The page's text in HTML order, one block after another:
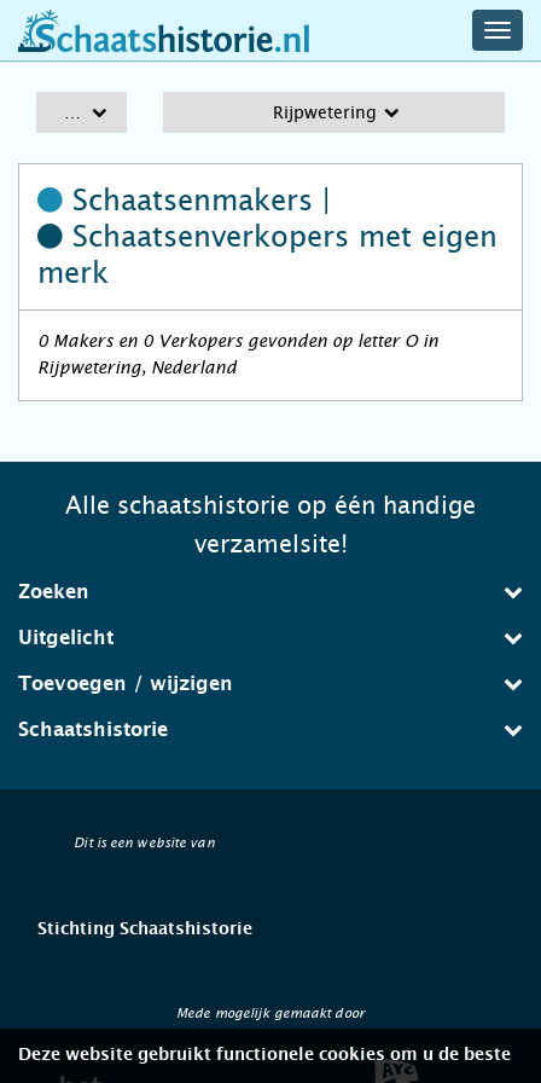
schaatshistorie.nl
Rijpwetering
Schaatsenmakers |
Schaatsenverkopers met eigen
merk
0 Makers en 0 Verkopers gevonden op letter O in
Rijpwetering, Nederland
Alle schaatshistorie op één handige
verzamelsite!
Zoeken
Uitgelicht
Toevoegen / wijzigen
Schaatshistorie
Dit is een website van
Stichting Schaatshistorie
Mede mogelijk gemaakt door
Deze website gebruikt functionele cookies om u de beste